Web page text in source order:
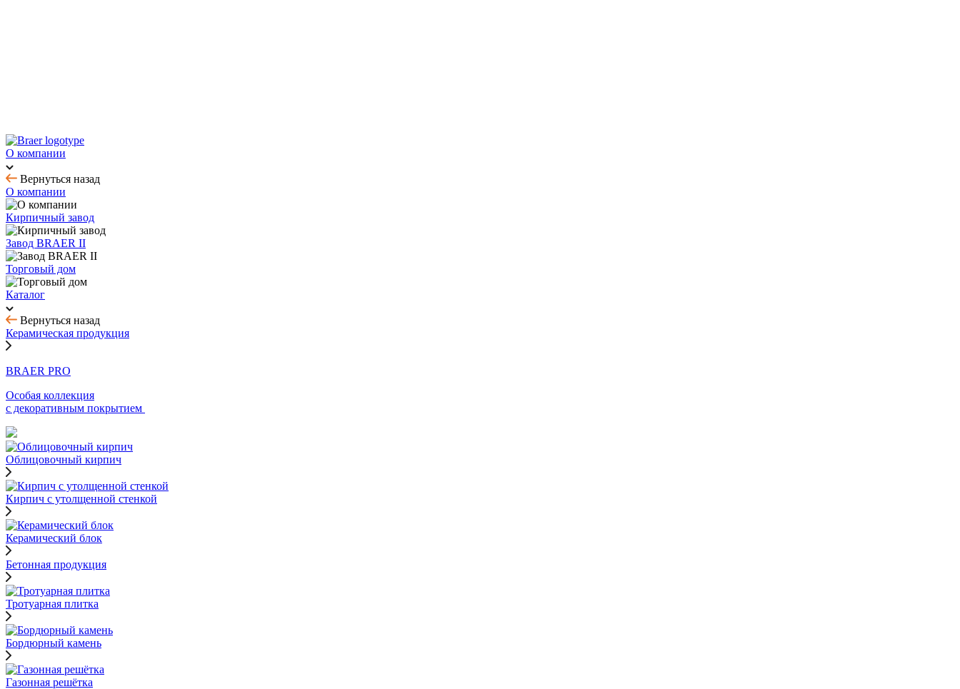
О компании
Вернуться назад
О компании
Кирпичный завод
Завод BRAER II
Торговый дом
Каталог
Вернуться назад
Керамическая продукция
BRAER PRO
Особая коллекция
с декоративным покрытием
Облицовочный кирпич
Кирпич с утолщенной стенкой
Керамический блок
Бетонная продукция
Тротуарная плитка
Бордюрный камень
Газонная решётка